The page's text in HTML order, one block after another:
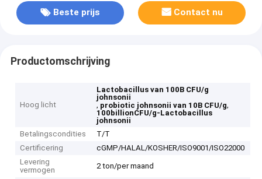
Beste prijs Contact nu
Productomschrijving
Hoog licht
Lactobacillus van 100B CFU/g
johnsonii
, probiotic johnsonii van 10B CFU/g,
100billionCFU/g-Lactobacillus
johnsonii
Betalingscondities
T/T
Certificering
cGMP/HALAL/KOSHER/ISO9001/ISO22000
Levering
vermogen
2 ton/per maand